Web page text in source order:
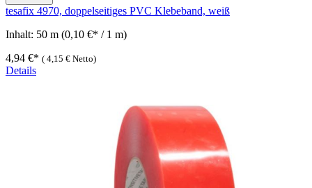
tesafix 4970, doppelseitiges PVC Klebeband, weiß
Inhalt: 50 m (0,10 €* / 1 m)
4,94 €* ( 4,15 € Netto)
Details